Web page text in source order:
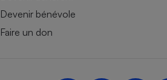
Devenir bénévole
Faire un don